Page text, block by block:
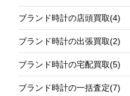
ブランド時計の店頭買取(4)
ブランド時計の出張買取(2)
ブランド時計の宅配買取(5)
ブランド時計の一括査定(7)